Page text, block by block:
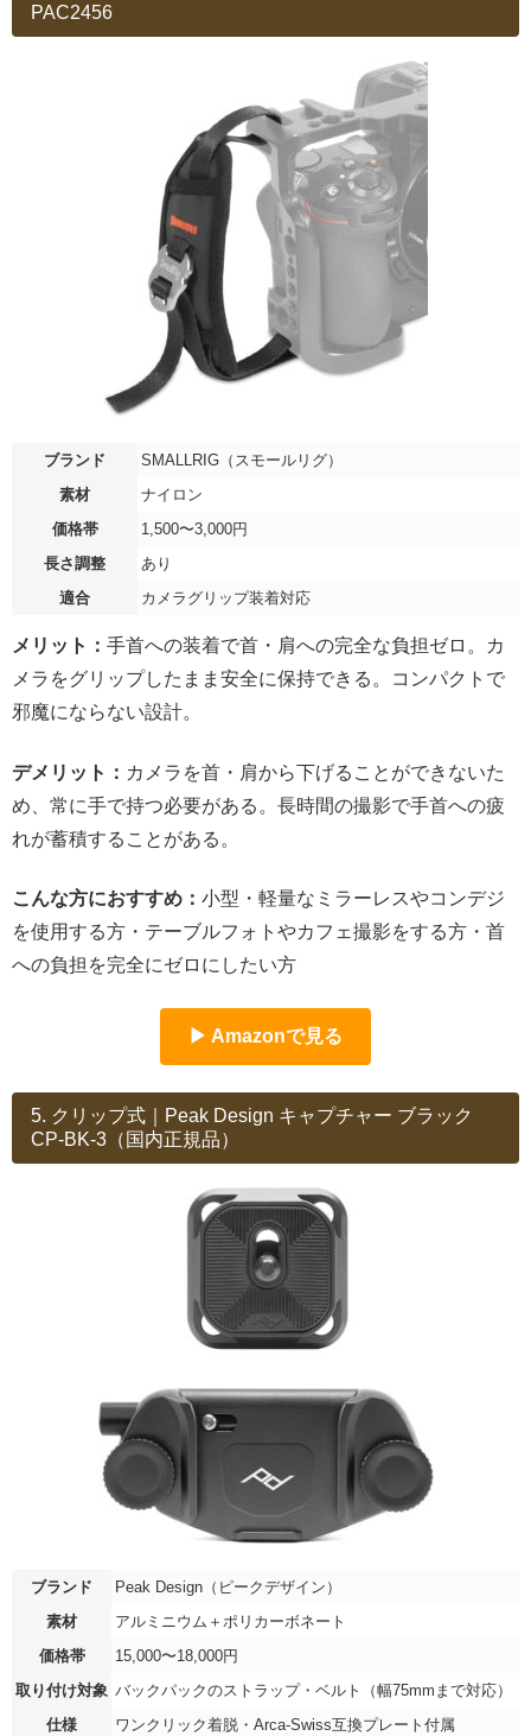
PAC2456
ブランド
SMALLRIG（スモールリグ）
素材
ナイロン
価格帯
1,500〜3,000円
長さ調整
あり
適合
カメラグリップ装着対応
メリット： 手首への装着で首・肩への完全な負担ゼロ。カ
メラをグリップしたまま安全に保持できる。コンパクトで
邪魔にならない設計。
デメリット： カメラを首・肩から下げることができないた
め、常に手で持つ必要がある。長時間の撮影で手首への疲
れが蓄積することがある。
こんな方におすすめ： 小型・軽量なミラーレスやコンデジ
を使用する方・テーブルフォトやカフェ撮影をする方・首
への負担を完全にゼロにしたい方
▶ Amazonで見る
5. クリップ式｜Peak Design キャプチャー ブラック
CP-BK-3（国内正規品）
ブランド
Peak Design（ピークデザイン）
素材
アルミニウム＋ポリカーボネート
価格帯
15,000〜18,000円
取り付け対象 バックパックのストラップ・ベルト（幅75mmまで対応）
仕様
ワンクリック着脱・Arca-Swiss互換プレート付属